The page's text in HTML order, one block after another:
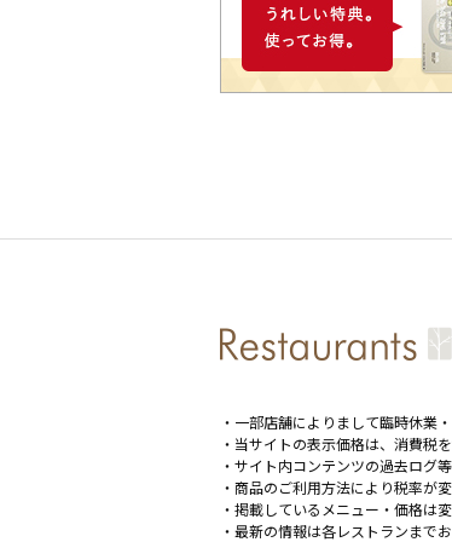
・一部店舗によりまして臨時休業
・当サイトの表示価格は、消費税
・サイト内コンテンツの過去ログ
・商品のご利用方法により税率が
・掲載しているメニュー・価格は
・最新の情報は各レストランまで